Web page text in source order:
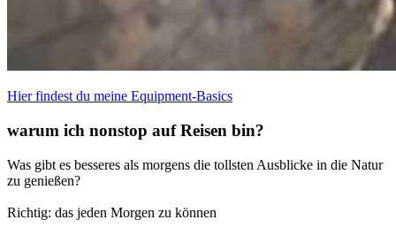
Hier findest du meine Equipment-Basics
warum ich nonstop auf Reisen bin?
Was gibt es besseres als morgens die tollsten Ausblicke in die Natur
zu genießen?
Richtig: das jeden Morgen zu können